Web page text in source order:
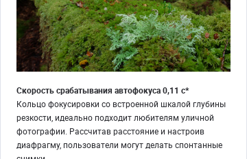
Скорость срабатывания автофокуса 0,11 с*
Кольцо фокусировки со встроенной шкалой глубины
резкости, идеально подходит любителям уличной
фотографии. Рассчитав расстояние и настроив
диафрагму, пользователи могут делать спонтанные